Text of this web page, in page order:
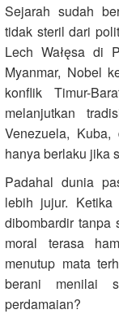
Sejarah sudah
tidak steril dari
Lech Wałęsa di
Myanmar, Nobel
konflik Timur-
melanjutkan
Venezuela,
hanya berlaku jika
Padahal dunia
lebih jujur.
dibombardir tanpa
moral terasa
menutup mata
berani menilai
perdamaian?